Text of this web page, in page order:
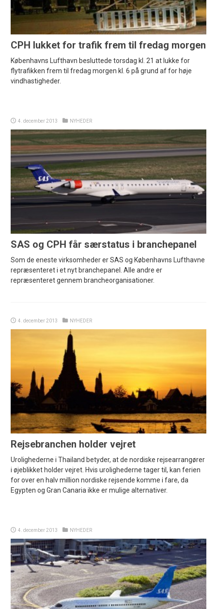
CPH lukket for trafik frem til fredag morgen
Københavns Lufthavn besluttede torsdag kl. 21 at lukke for
flytrafikken frem til fredag morgen kl. 6 på grund af for høje
vindhastigheder.
4. december 2013 NYHEDER
SAS og CPH får særstatus i branchepanel
Som de eneste virksomheder er SAS og Københavns Lufthavne
repræsenteret i et nyt branchepanel. Alle andre er
repræsenteret gennem brancheorganisationer.
4. december 2013 NYHEDER
Rejsebranchen holder vejret
Urolighederne i Thailand betyder, at de nordiske rejsearrangører
i øjeblikket holder vejret. Hvis urolighederne tager til, kan ferien
for over en halv million nordiske rejsende komme i fare, da
Egypten og Gran Canaria ikke er mulige alternativer.
4. december 2013 NYHEDER